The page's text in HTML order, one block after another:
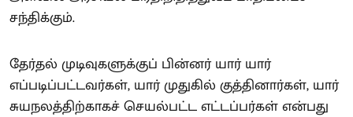
சந்திக்கும்.
தேர்தல் முடிவுகளுக்குப் பின்னர் யார் யார்
எப்படிப்பட்டவர்கள், யார் முதுகில் குத்தினார்கள், யார்
சுயநலத்திற்காகச் செயல்பட்ட எட்டப்பர்கள் என்பது